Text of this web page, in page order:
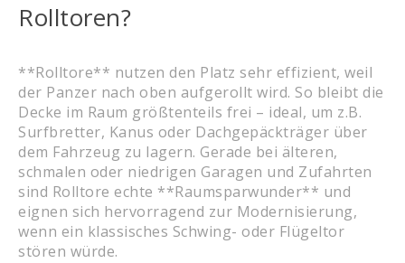
Rolltoren?
**Rolltore** nutzen den Platz sehr effizient, weil
der Panzer nach oben aufgerollt wird. So bleibt die
Decke im Raum größtenteils frei – ideal, um z.B.
Surfbretter, Kanus oder Dachgepäckträger über
dem Fahrzeug zu lagern. Gerade bei älteren,
schmalen oder niedrigen Garagen und Zufahrten
sind Rolltore echte **Raumsparwunder** und
eignen sich hervorragend zur Modernisierung,
wenn ein klassisches Schwing- oder Flügeltor
stören würde.